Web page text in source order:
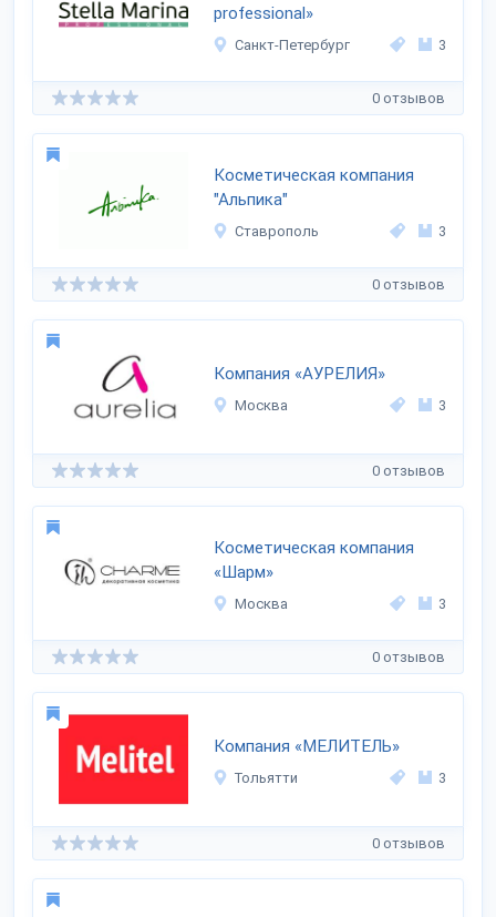
professional»
Санкт-Петербург 3
0 отзывов
Косметическая компания
"Альпика"
Ставрополь 3
0 отзывов
Компания «АУРЕЛИЯ»
Москва 3
0 отзывов
Косметическая компания
«Шарм»
Москва 3
0 отзывов
Компания «МЕЛИТЕЛЬ»
Тольятти 3
0 отзывов